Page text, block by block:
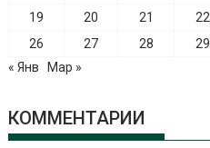
19
20 21 22
26
27 28
29
« Янв
Мар »
КОММЕНТАРИИ